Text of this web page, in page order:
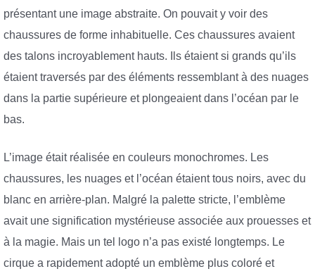
présentant une image abstraite. On pouvait y voir des
chaussures de forme inhabituelle. Ces chaussures avaient
des talons incroyablement hauts. Ils étaient si grands qu’ils
étaient traversés par des éléments ressemblant à des nuages
dans la partie supérieure et plongeaient dans l’océan par le
bas.
L’image était réalisée en couleurs monochromes. Les
chaussures, les nuages et l’océan étaient tous noirs, avec du
blanc en arrière-plan. Malgré la palette stricte, l’emblème
avait une signification mystérieuse associée aux prouesses et
à la magie. Mais un tel logo n’a pas existé longtemps. Le
cirque a rapidement adopté un emblème plus coloré et